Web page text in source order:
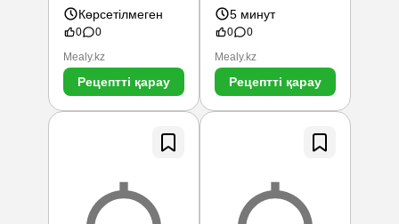
Көрсетілмеген
0
0
Mealy.kz
Рецептті қарау
5 минут
0
0
Mealy.kz
Рецептті қарау